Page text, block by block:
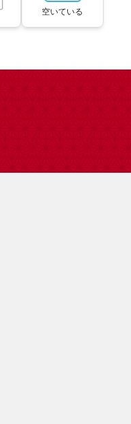
空いている